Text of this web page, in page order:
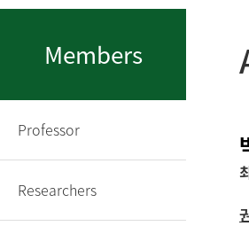
Members
Professor
Researchers